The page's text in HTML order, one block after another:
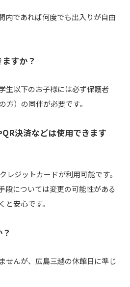
内であれば何度でも出入りが自由
すか？
生以下のお子様には必ず保護者
方）の同伴が必要です。
決済などは使用できます
レジットカードが利用可能です。
段については変更の可能性がある
と安心です。
せんが、広島三越の休館日に準じ